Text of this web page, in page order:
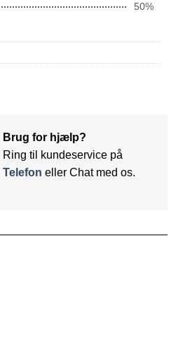
50%
Brug for hjælp?
Ring til kundeservice på
Telefon eller Chat med os.